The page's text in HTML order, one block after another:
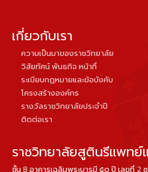
เกี่ยวกับเรา
ความเป็นมาของราชวิทยาลัย
วิสัยทัศน์ พันธกิจ หน้าที่
ระเบียบกฏหมายและข้อบังคับ
โครงสร้างองค์กร
รางวัลราชวิทยาลัยประจำปี
ติดต่อเรา
ราชวิทยาลัยสูตินรีแพทย์
ชั้น 8 อาคารเฉลิมพระบารมี ๕๐ ปี เลขที่ 2